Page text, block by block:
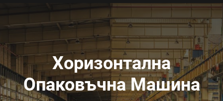
Хоризонтална
Опаковъчна Машина